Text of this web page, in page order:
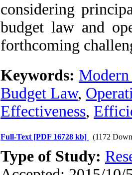
considering
budget law and
forthcoming
Keywords:
Budget Law,
Effectiveness,
Full-Text [PDF 16728 kb] (1172
Type of Study: